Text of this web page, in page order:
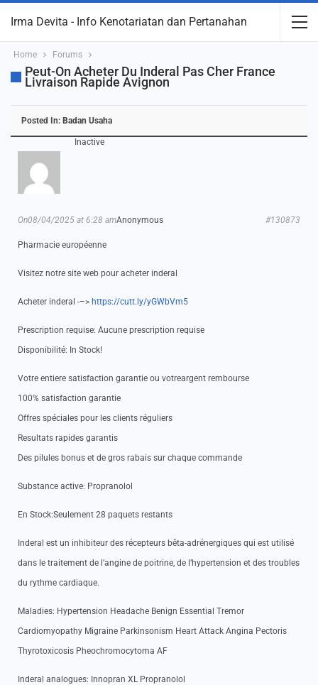
Irma Devita - Info Kenotariatan dan Pertanahan
Home Forums
Peut-On Acheter Du Inderal Pas Cher France
Livraison Rapide Avignon
Posted In: Badan Usaha
Inactive
Anonymous
On08/04/2025 at 6:28 am #130873
Pharmacie européenne
Visitez notre site web pour acheter inderal
Acheter inderal -–> https://cutt.ly/yGWbVm5
Prescription requise: Aucune prescription requise
Disponibilité: In Stock!
Votre entiere satisfaction garantie ou votreargent rembourse
100% satisfaction garantie
Offres spéciales pour les clients réguliers
Resultats rapides garantis
Des pilules bonus et de gros rabais sur chaque commande
Substance active: Propranolol
En Stock:Seulement 28 paquets restants
Inderal est un inhibiteur des récepteurs bêta-adrénergiques qui est utilisé
dans le traitement de l’angine de poitrine, de l’hypertension et des troubles
du rythme cardiaque.
Maladies: Hypertension Headache Benign Essential Tremor
Cardiomyopathy Migraine Parkinsonism Heart Attack Angina Pectoris
Thyrotoxicosis Pheochromocytoma AF
Inderal analogues: Innopran XL Propranolol